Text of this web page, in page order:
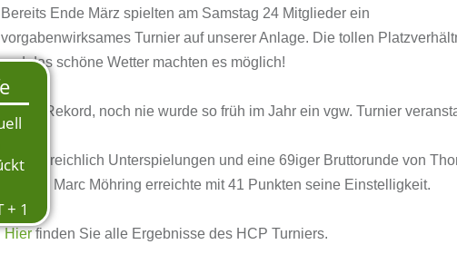
Bereits Ende März spielten am Samstag 24 Mitglieder ein
vorgabenwirksames Turnier auf unserer Anlage. Die tollen
und das schöne Wetter machten es möglich!
Neuer Rekord, noch nie wurde so früh im Jahr ein vgw. Turnier
Es gab reichlich Unterspielungen und eine 69iger Bruttorunde von
Bartles. Marc Möhring erreichte mit 41 Punkten seine Einstelligkeit.
Hierfinden Sie alle Ergebnisse des HCP Turniers.